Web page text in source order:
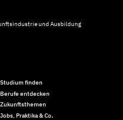
und Ausbildung
Studium finden
Berufe entdecken
Zukunftsthemen
Jobs, Praktika & Co.